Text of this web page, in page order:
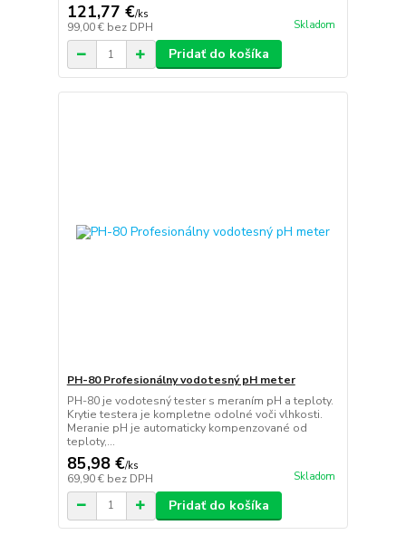
121,77 €/ks
99,00 € bez DPH Skladom
Pridať do košíka
PH-80 Profesionálny vodotesný pH meter
PH-80 je vodotesný tester s meraním pH a teploty.
Krytie testera je kompletne odolné voči vlhkosti.
Meranie pH je automaticky kompenzované od
teploty,...
85,98 €/ks
69,90 € bez DPH Skladom
Pridať do košíka